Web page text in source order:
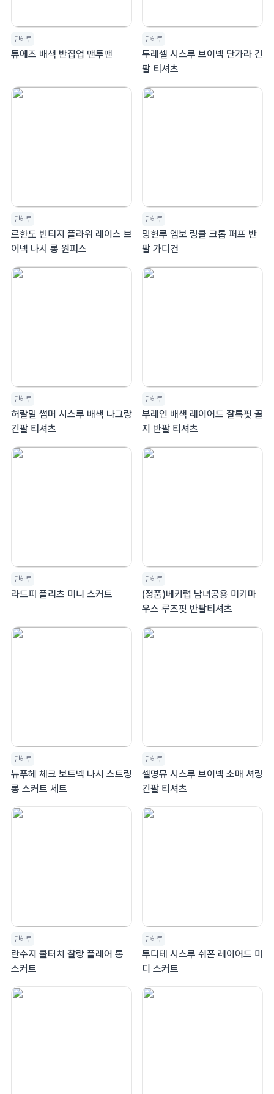
단하루
튜에즈 배색 반집업 맨투맨
단하루
두레셀 시스루 브이넥 단가라 긴
팔 티셔츠
단하루
르한도 빈티지 플라워 레이스 브
이넥 나시 롱 원피스
단하루
밍헌루 엠보 링클 크롭 퍼프 반
팔 가디건
단하루
허랄밀 썸머 시스루 배색 나그랑
긴팔 티셔츠
단하루
부레인 배색 레이어드 잘록핏 골
지 반팔 티셔츠
단하루
라드피 플리츠 미니 스커트
단하루
(정품)베키럽 남녀공용 미키마
우스 루즈핏 반팔티셔츠
단하루
뉴푸헤 체크 보트넥 나시 스트링
롱 스커트 세트
단하루
셀명뮤 시스루 브이넥 소매 셔링
긴팔 티셔츠
단하루
란수지 쿨터치 찰랑 플레어 롱
스커트
단하루
투디테 시스루 쉬폰 레이어드 미
디 스커트